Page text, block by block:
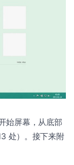
始屏幕，从底部
处）。接下来附